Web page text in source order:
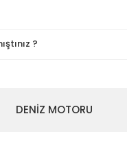
DENİZ MOTORU